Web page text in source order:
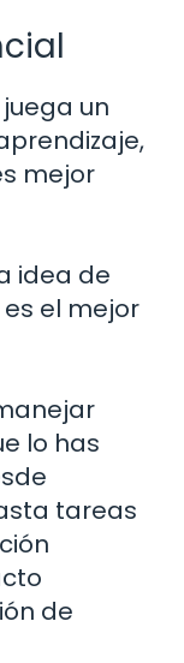
un
mejor
idea de
el mejor
lo has
tareas
de